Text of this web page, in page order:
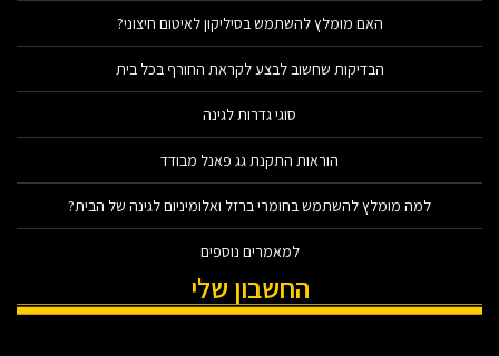
האם מומלץ להשתמש בסיליקון לאיטום חיצוני?
הבדיקות שחשוב לבצע לקראת החורף בכל בית
סוגי גדרות לגינה
הוראות התקנת גג פאנל מבודד
למה מומלץ להשתמש בחומרי ברזל ואלומיניום לגינה של הבית?
למאמרים נוספים
החשבון שלי